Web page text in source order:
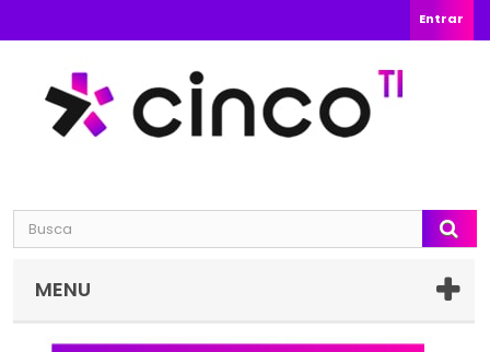
Entrar
MENU